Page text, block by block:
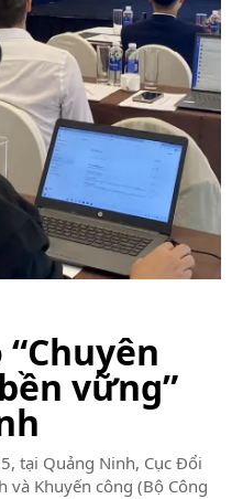
vững”
tại Quảng Ninh, Cục Đổi
và Khuyến công (Bộ Công